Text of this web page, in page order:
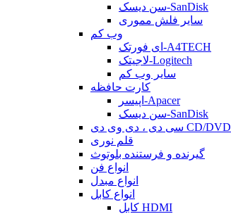
سن دیسک-SanDisk
سایر فلش مموری
وب کم
ای فورتک-A4TECH
لاجیتک-Logitech
سایر وب کم
کارت حافظه
اپیسر-Apacer
سن دیسک-SanDisk
سی دی ، دی وی دی CD/DVD
قلم نوری
گیرنده و فرستنده بلوتوث
انواع فن
انواع مبدل
انواع کابل
کابل HDMI